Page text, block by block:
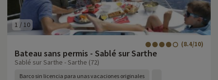
1 / 10
Bateau sans permis - Sablé sur Sarthe
(8.4/10)
Sablé sur Sarthe - Sarthe (72)
Barco sin licencia para unas vacaciones originales